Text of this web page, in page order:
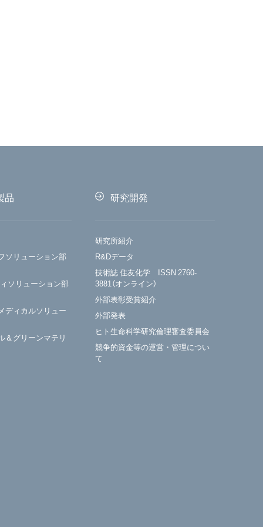
品
ソリューション部
ソリューション部
ディカルソリュー
＆グリーンマテリ
研究開発
研究所紹介
R&Dデータ
技術誌 住友化学 ISSN 2760-
3881（オンライン）
外部表彰受賞紹介
外部発表
ヒト生命科学研究倫理審査委員会
競争的資金等の運営・管理につい
て